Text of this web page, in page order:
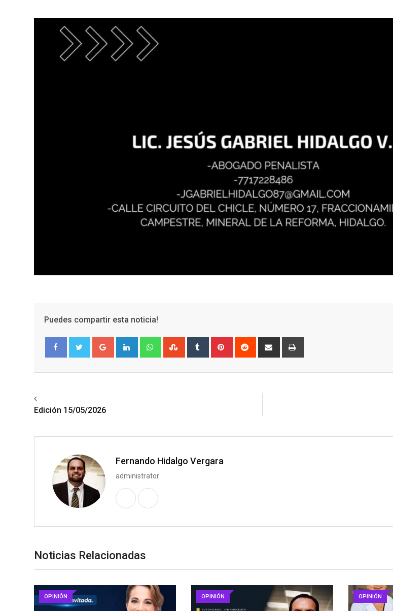
Puedes compartir esta noticia!
Google+ LinkedIn WhatsappStumbleUpon
Tumblr Pinterest Reddit
Share
Edición 15/05/2026
Fernando Hidalgo Vergara
administrator
Noticias Relacionadas
OPINIÓN OPINIÓN OPINIÓN